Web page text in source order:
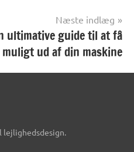
Næste indlæg
ultimative guide til at få
muligt ud af din maskine
lejlighedsdesign.